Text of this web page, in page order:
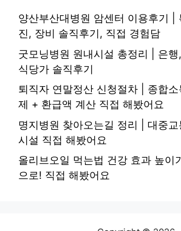
양산부산대병원 암센터 이용후기 |
진, 장비 솔직후기, 직접 경험담
굿모닝병원 원내시설 총정리 | 은
식당가 솔직후기
퇴직자 연말정산 신청절차 | 종합
제 + 환급액 계산 직접 해봤어요
명지병원 찾아오는길 정리 | 대중
시설 직접 해봤어요
올리브오일 먹는법 건강 효과 높이
으로! 직접 해봤어요